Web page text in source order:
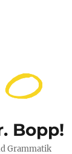
Bopp!
Grammatik